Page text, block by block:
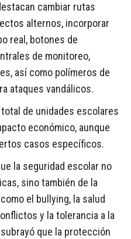
cambiar rutas
alternos, incorporar
real, botones de
de monitoreo,
así como polímeros de
ataques vandálicos.
de unidades escolares
económico, aunque
casos específicos.
la seguridad escolar no
sino también de la
el bullying, la salud
y la tolerancia a la
que la protección